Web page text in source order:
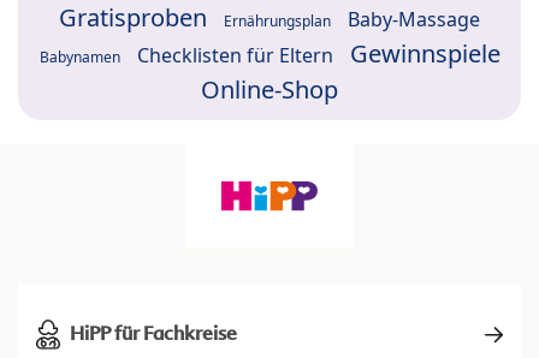
Gratisproben Ernährungsplan Baby-Massage
Babynamen Checklisten für Eltern
Gewinnspiele
Online-Shop
HiPP für Fachkreise